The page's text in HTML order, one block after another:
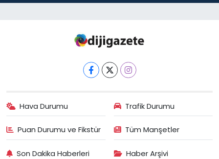
Hava Durumu Trafik Durumu
Puan Durumu ve Fikstür Tüm Manşetler
Son Dakika Haberleri Haber Arşivi